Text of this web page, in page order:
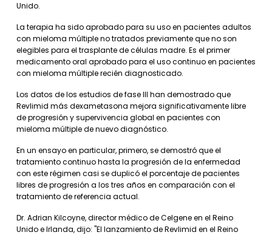
Unido.
La terapia ha sido aprobado para su uso en pacientes adultos
con mieloma múltiple no tratados previamente que no son
elegibles para el trasplante de células madre. Es el primer
medicamento oral aprobado para el uso continuo en pacientes
con mieloma múltiple recién diagnosticado.
Los datos de los estudios de fase III han demostrado que
Revlimid más dexametasona mejora significativamente libre
de progresión y supervivencia global en pacientes con
mieloma múltiple de nuevo diagnóstico.
En un ensayo en particular, primero, se demostró que el
tratamiento continuo hasta la progresión de la enfermedad
con este régimen casi se duplicó el porcentaje de pacientes
libres de progresión a los tres años en comparación con el
tratamiento de referencia actual.
Dr. Adrian Kilcoyne, director médico de Celgene en el Reino
Unido e Irlanda, dijo: "El lanzamiento de Revlimid en el Reino